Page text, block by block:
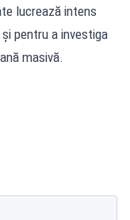
lucrează intens
pentru a investiga
masivă.